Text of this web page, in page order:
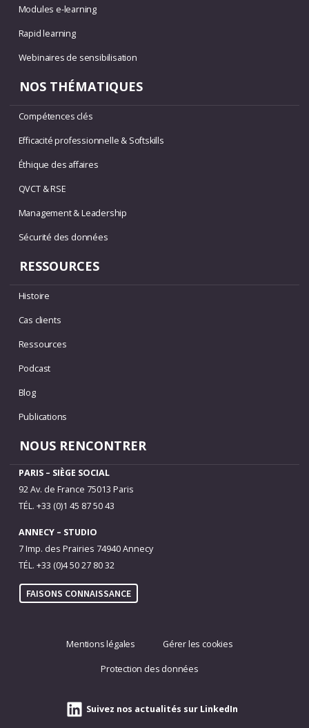
Modules e-learning
Rapid learning
Webinaires de sensibilisation
NOS THÉMATIQUES
Compétences clés
Efficacité professionnelle & Softskills
Éthique des affaires
QVCT & RSE
Management & Leadership
Sécurité des données
RESSOURCES
Histoire
Cas clients
Ressources
Podcast
Blog
Publications
NOUS RENCONTRER
PARIS – SIÈGE SOCIAL
92 Av. de France 75013 Paris
TÉL. +33 (0)1 45 87 50 43
ANNECY – STUDIO
7 Imp. des Prairies 74940 Annecy
TÉL. +33 (0)4 50 27 80 32
FAISONS CONNAISSANCE
Mentions légales Gérer les cookies
Protection des données
Suivez nos actualités sur LinkedIn